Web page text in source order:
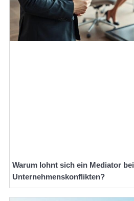
Warum lohnt sich ein Mediator bei
Unternehmenskonflikten?